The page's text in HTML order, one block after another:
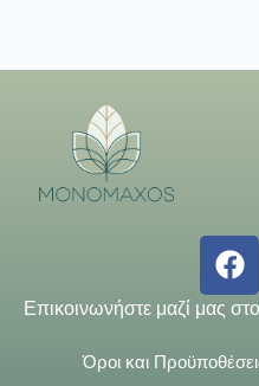
Επικοινωνήστε μαζί μας στο
Όροι και